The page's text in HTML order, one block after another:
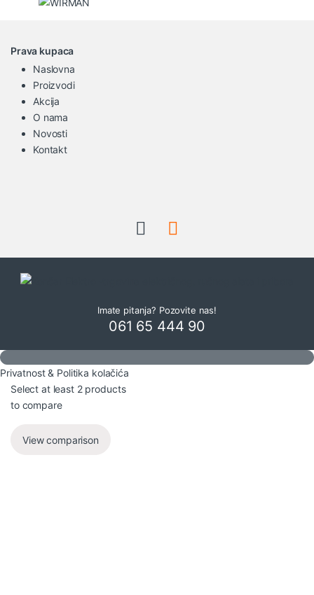
Prava kupaca
Naslovna
Proizvodi
Akcija
O nama
Novosti
Kontakt
Imate pitanja? Pozovite nas!
061 65 444 90
Privatnost & Politika kolačića
Select at least 2 products
to compare
View comparison